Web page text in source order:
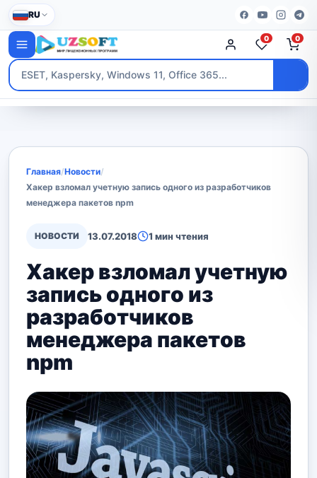
RU
0 0
Главная/Новости/
Хакер взломал учетную запись одного из разработчиков
менеджера пакетов npm
НОВОСТИ 13.07.2018 1 мин чтения
Хакер взломал учетную
запись одного из
разработчиков
менеджера пакетов
npm